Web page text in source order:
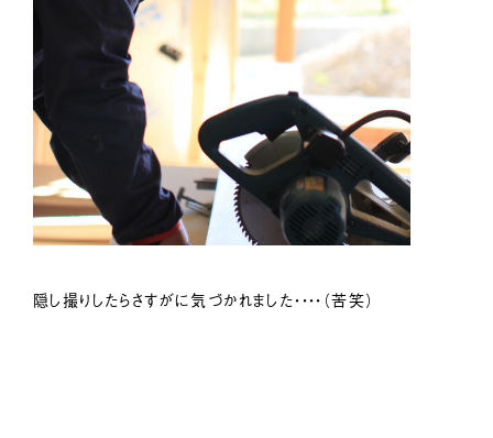
隠し撮りしたらさすがに気づかれました・・・・（苦笑）